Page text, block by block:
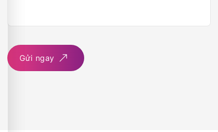
Gửi ngay